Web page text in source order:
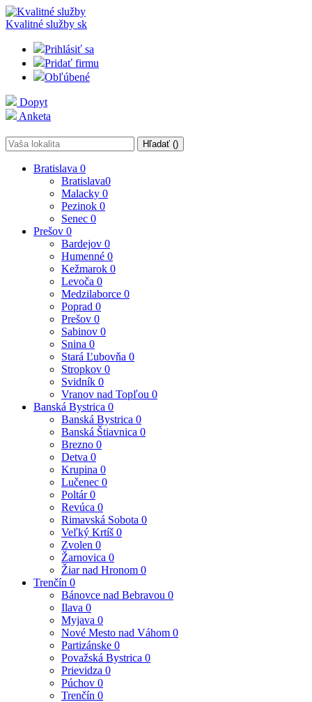
Kvalitné služby sk
Prihlásiť sa
Pridať firmu
Obľúbené
Dopyt
Anketa
Hľadať ()
Bratislava 0
Bratislava0
Malacky 0
Pezinok 0
Senec 0
Prešov 0
Bardejov 0
Humenné 0
Kežmarok 0
Levoča 0
Medzilaborce 0
Poprad 0
Prešov 0
Sabinov 0
Snina 0
Stará Ľubovňa 0
Stropkov 0
Svidník 0
Vranov nad Topľou 0
Banská Bystrica 0
Banská Bystrica 0
Banská Štiavnica 0
Brezno 0
Detva 0
Krupina 0
Lučenec 0
Poltár0
Revúca 0
Rimavská Sobota 0
Veľký Krtíš 0
Zvolen 0
Žarnovica 0
Žiar nad Hronom 0
Trenčín 0
Bánovce nad Bebravou 0
Ilava 0
Myjava 0
Nové Mesto nad Váhom 0
Partizánske 0
Považská Bystrica 0
Prievidza 0
Púchov 0
Trenčín 0